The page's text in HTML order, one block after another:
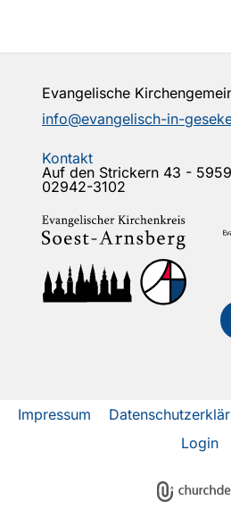
Evangelische
info@evangelisch-in-
Kontakt
Auf den Strickern 43 -
02942-3102
Impressum
Login